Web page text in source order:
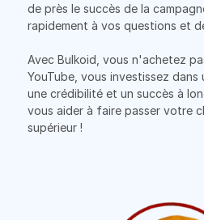
de près le succès de la
rapidement à vos questions et
Avec Bulkoid, vous n'achetez
YouTube, vous investissez dans
une crédibilité et un succès à
vous aider à faire passer votre
supérieur !